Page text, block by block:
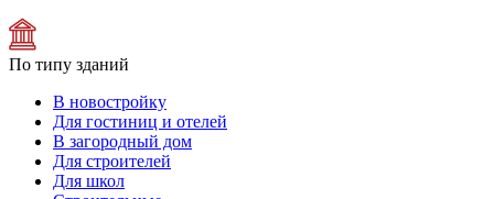
По типу зданий
В новостройку
Для гостиниц и отелей
В загородный дом
Для строителей
Для школ